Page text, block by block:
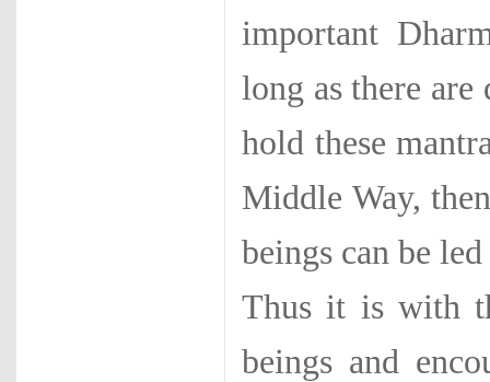
important
long as there
hold these
Middle Way,
beings can be
Thus it is with
beings and